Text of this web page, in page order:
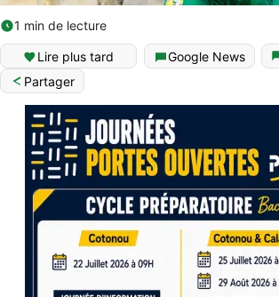
1 min de lecture
Lire plus tard Google News
Partager